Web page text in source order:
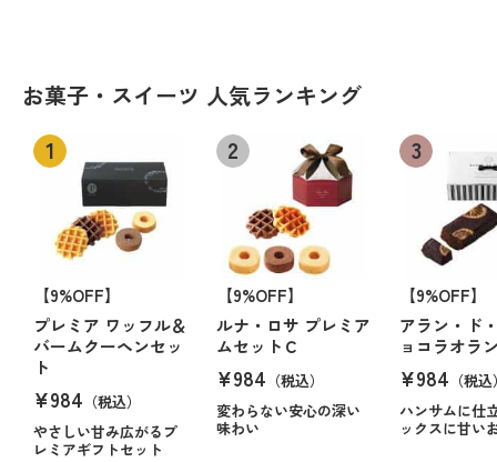
お菓子・スイーツ 人気ランキング
【9%OFF】
プレミア ワッフル＆
バームクーヘンセッ
ト
¥984 （税込）
やさしい甘み広がるプ
レミアギフトセット
【9%OFF】
ルナ・ロサ プレミア
ムセットＣ
¥984 （税込）
変わらない安心の深い
味わい
【9%OFF】
アラン・ド
ョコラオラ
¥984 （税
ハンサムに仕
ックスに甘い